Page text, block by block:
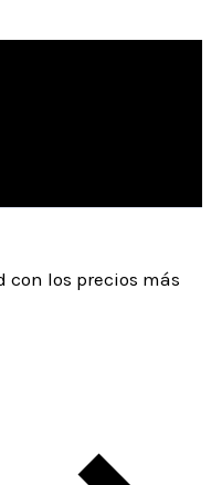
con los precios más